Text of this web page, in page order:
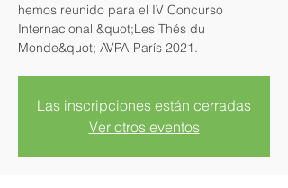
hemos reunido para el IV Concurso
Internacional &quot;Les Thés du
Monde&quot; AVPA-París 2021.
Las inscripciones están cerradas
Ver otros eventos